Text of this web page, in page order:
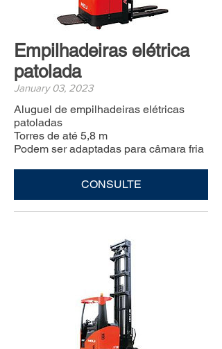
Empilhadeiras elétrica
patolada
January 03, 2023
Aluguel de empilhadeiras elétricas
patoladas
Torres de até 5,8 m
Podem ser adaptadas para câmara fria
CONSULTE